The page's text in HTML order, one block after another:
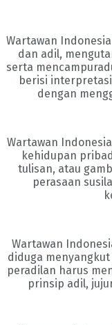
Wartawan
dan adil,
serta
berisi
dengan
Wartawan
kehidupan
tulisan, atau
perasaan
Wartawan
diduga
peradilan harus
prinsip adil,